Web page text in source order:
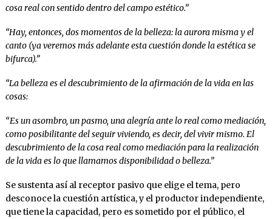
cosa real con sentido dentro del campo estético.”
“Hay, entonces, dos momentos de la belleza: la aurora misma y el
canto (ya veremos más adelante esta cuestión donde la estética se
bifurca).”
“La belleza es el descubrimiento de la afirmación de la vida en las
cosas:
“Es un asombro, un pasmo, una alegría ante lo real como mediación,
como posibilitante del seguir viviendo, es decir, del vivir mismo. El
descubrimiento de la cosa real como mediación para la realización
de la vida es lo que llamamos disponibilidad o belleza.”
Se sustenta así al receptor pasivo que elige el tema, pero
desconoce la cuestión artística, y el productor independiente,
que tiene la capacidad, pero es sometido por el público, el